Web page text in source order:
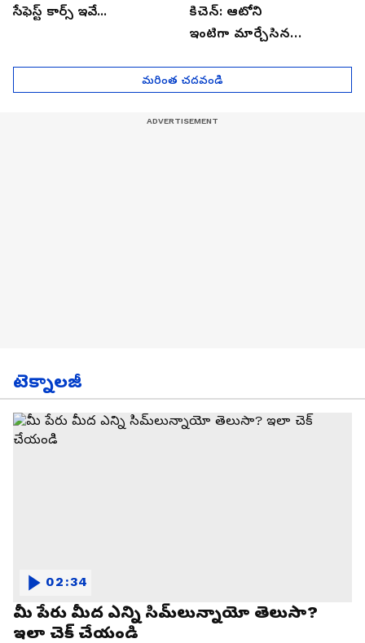
సేఫెస్ట్ కార్స్ ఇవే...
కిచెన్: ఆటోని
ఇంటిగా మార్చేసిన
మీరూ ఒక లుక్కేయండి
మరింత చదవండి
టెక్నాలజీ
మీ పేరు మీద ఎన్ని సిమ్‌లున్నాయో తెలుసా?
ఇలా చెక్ చేయండి
02:34